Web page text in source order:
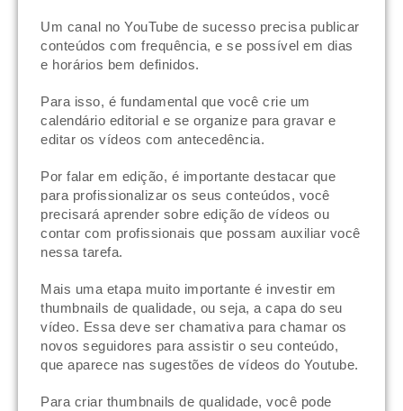
Um canal no YouTube de sucesso precisa publicar
conteúdos com frequência, e se possível em dias
e horários bem definidos.
Para isso, é fundamental que você crie um
calendário editorial e se organize para gravar e
editar os vídeos com antecedência.
Por falar em edição, é importante destacar que
para profissionalizar os seus conteúdos, você
precisará aprender sobre edição de vídeos ou
contar com profissionais que possam auxiliar você
nessa tarefa.
Mais uma etapa muito importante é investir em
thumbnails de qualidade, ou seja, a capa do seu
vídeo. Essa deve ser chamativa para chamar os
novos seguidores para assistir o seu conteúdo,
que aparece nas sugestões de vídeos do Youtube.
Para criar thumbnails de qualidade, você pode